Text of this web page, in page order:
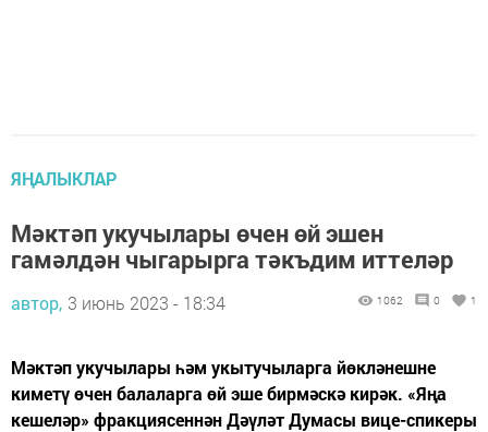
ЯҢАЛЫКЛАР
Мәктәп укучылары өчен өй эшен
гамәлдән чыгарырга тәкъдим иттеләр
автор, 3 июнь 2023 - 18:34 1062 0 1
Мәктәп укучылары һәм укытучыларга йөкләнешне
киметү өчен балаларга өй эше бирмәскә кирәк. «Яңа
кешеләр» фракциясеннән Дәүләт Думасы вице-спикеры